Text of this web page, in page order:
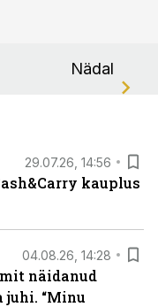
Nädal
29.07.26, 14:56
kauplus
04.08.26, 14:28
näidanud
juhi. “Minu